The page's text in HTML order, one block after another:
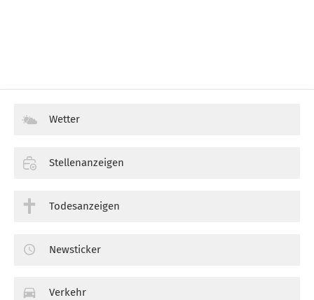
Wetter
Stellenanzeigen
Todesanzeigen
Newsticker
Verkehr